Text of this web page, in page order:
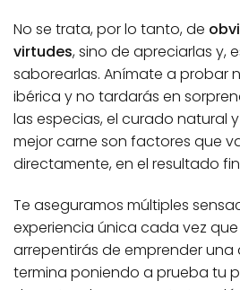
No se trata, por lo tanto, de
virtudes, sino de apreciarlas y,
saborearlas. Anímate a probar
ibérica y no tardarás en
las especias, el curado natural
mejor carne son factores que
directamente, en el resultado
Te aseguramos múltiples
experiencia única cada vez
arrepentirás de emprender una
termina poniendo a prueba tu